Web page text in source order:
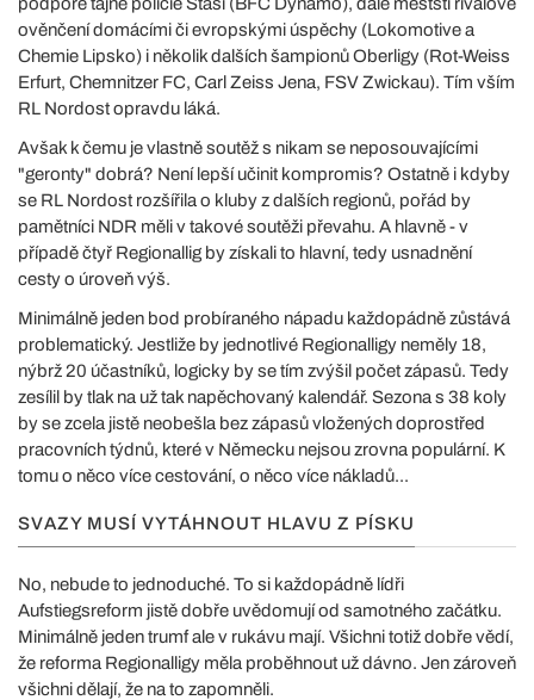
ověnčení domácími či evropskými úspěchy (Lokomotive a
Chemie Lipsko) i několik dalších šampionů Oberligy (Rot-Weiss
Erfurt, Chemnitzer FC, Carl Zeiss Jena, FSV Zwickau). Tím vším
RL Nordost opravdu láká.
Avšak k čemu je vlastně soutěž s nikam se neposouvajícími
"geronty" dobrá? Není lepší učinit kompromis? Ostatně i kdyby
se RL Nordost rozšířila o kluby z dalších regionů, pořád by
pamětníci NDR měli v takové soutěži převahu. A hlavně - v
případě čtyř Regionallig by získali to hlavní, tedy usnadnění
cesty o úroveň výš.
Minimálně jeden bod probíraného nápadu každopádně zůstává
problematický. Jestliže by jednotlivé Regionalligy neměly 18,
nýbrž 20 účastníků, logicky by se tím zvýšil počet zápasů. Tedy
zesílil by tlak na už tak napěchovaný kalendář. Sezona s 38 koly
by se zcela jistě neobešla bez zápasů vložených doprostřed
pracovních týdnů, které v Německu nejsou zrovna populární. K
tomu o něco více cestování, o něco více nákladů...
SVAZY MUSÍ VYTÁHNOUT HLAVU Z PÍSKU
No, nebude to jednoduché. To si každopádně lídři
Aufstiegsreform jistě dobře uvědomují od samotného začátku.
Minimálně jeden trumf ale v rukávu mají. Všichni totiž dobře vědí,
že reforma Regionalligy měla proběhnout už dávno. Jen zároveň
všichni dělají, že na to zapomněli.